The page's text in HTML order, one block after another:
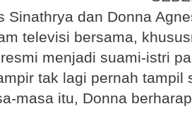
Sinathrya dan Donna
televisi bersama,
menjadi suami-istri
tak lagi pernah tampil
masa itu, Donna